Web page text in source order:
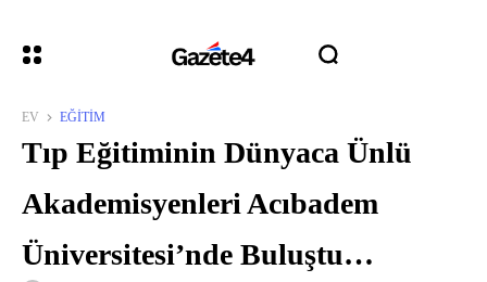
EV EĞITIM
Tıp Eğitiminin Dünyaca Ünlü
Akademisyenleri Acıbadem
Üniversitesi’nde Buluştu…